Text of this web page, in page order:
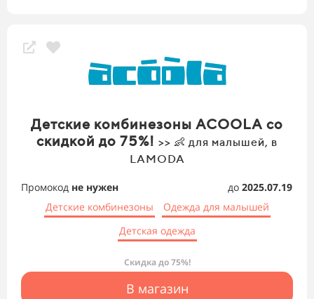
Детские комбинезоны ACOOLA со
скидкой до 75%! >> 👶 для малышей, в
LAMODA
Промокод не нужен до 2025.07.19
Детские комбинезоны
Одежда для малышей
Детская одежда
Скидка до 75%!
В магазин